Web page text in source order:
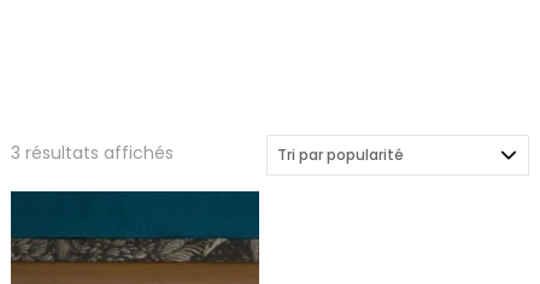
3 résultats affichésTrié